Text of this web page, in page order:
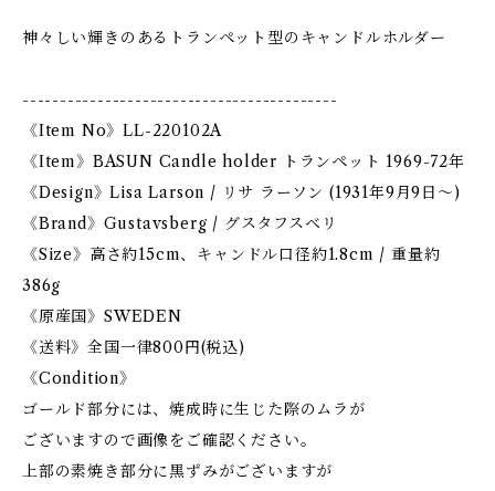
神々しい輝きのあるトランペット型のキャンドルホルダー
------------------------------------------
《Item No》LL-220102A
《Item》BASUN Candle holder トランペット 1969-72年
《Design》Lisa Larson / リサ ラーソン (1931年9月9日〜)
《Brand》Gustavsberg / グスタフスベリ
《Size》高さ約15cm、キャンドル口径約1.8cm / 重量約
386g
《原産国》SWEDEN
《送料》全国一律800円(税込)
《Condition》
ゴールド部分には、焼成時に生じた際のムラが
ございますので画像をご確認ください。
上部の素焼き部分に黒ずみがございますが